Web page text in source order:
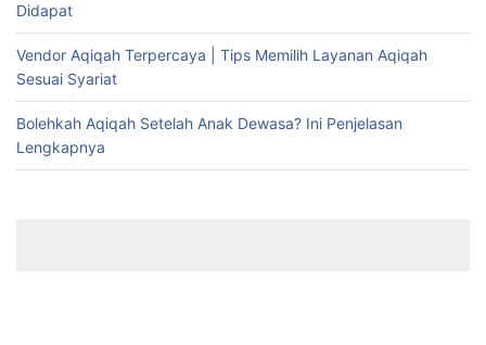
Didapat
Vendor Aqiqah Terpercaya | Tips Memilih Layanan Aqiqah
Sesuai Syariat
Bolehkah Aqiqah Setelah Anak Dewasa? Ini Penjelasan
Lengkapnya